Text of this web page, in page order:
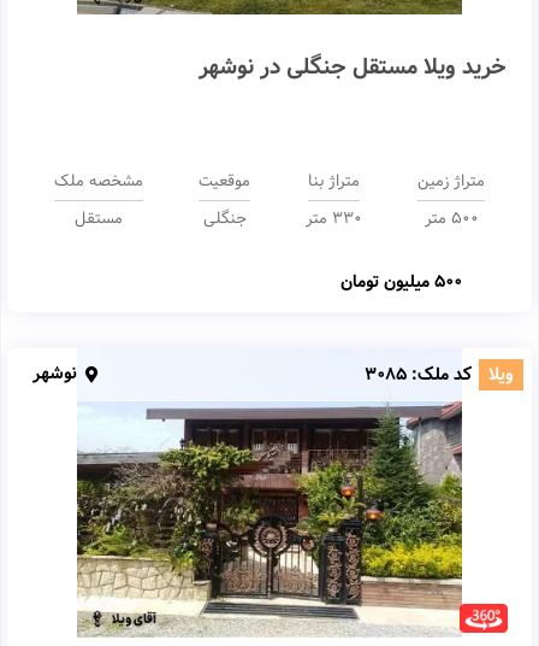
خرید ویلا مستقل جنگلی در نوشهر
متراژ زمین
500 متر
متراژ بنا
330 متر
موقعیت
جنگلی
مشخصه ملک
مستقل
500 میلیون تومان
ویلا کد ملک: 3085 نوشهر